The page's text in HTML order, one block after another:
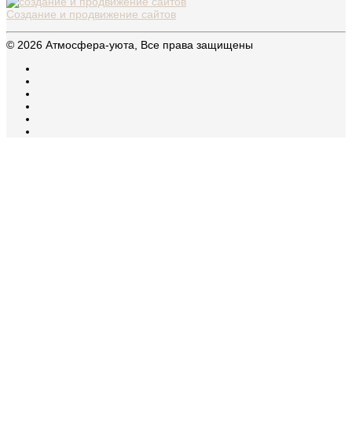
Создание и продвижение сайтов
© 2026 Атмосфера-уюта, Все права защищены